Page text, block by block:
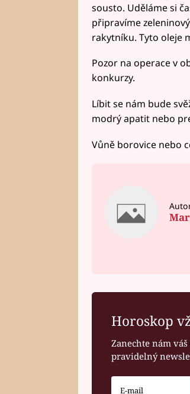
sousto. Uděláme si
připravíme
rakytníku. Tyto oleje
Pozor na operace v
konkurzy.
Líbit se nám bude
modrý apatit nebo
Vůně borovice nebo
Horoskop
Zanechte nám
pravidelný